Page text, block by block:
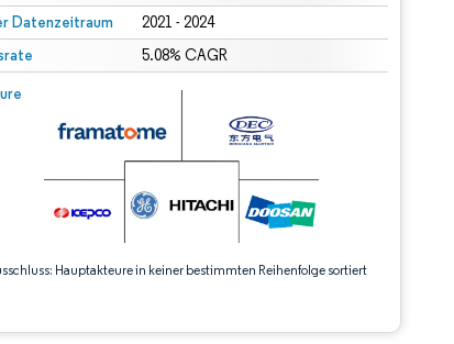
Datenzeitraum 2021 - 2024
5.08% CAGR
Hauptakteure in keiner bestimmten Reihenfolge sortiert
Intelligence. Wiederverwendung erfordert Namensnennung gemäß CC BY 4.0.
gemäß CC BY 4.0.